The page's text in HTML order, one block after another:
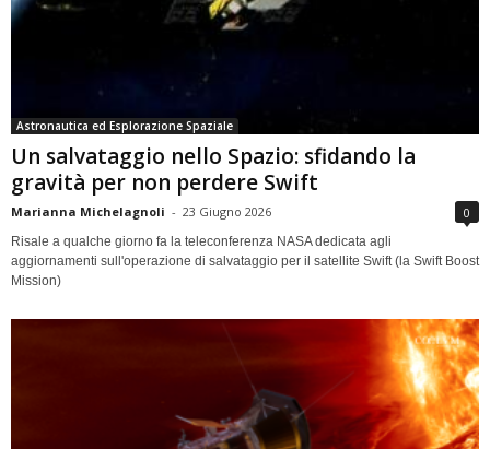
Astronautica ed Esplorazione Spaziale
Un salvataggio nello Spazio: sfidando la
gravità per non perdere Swift
Marianna Michelagnoli - 23 Giugno 2026 0
Risale a qualche giorno fa la teleconferenza NASA dedicata agli
aggiornamenti sull'operazione di salvataggio per il satellite Swift (la Swift Boost
Mission)